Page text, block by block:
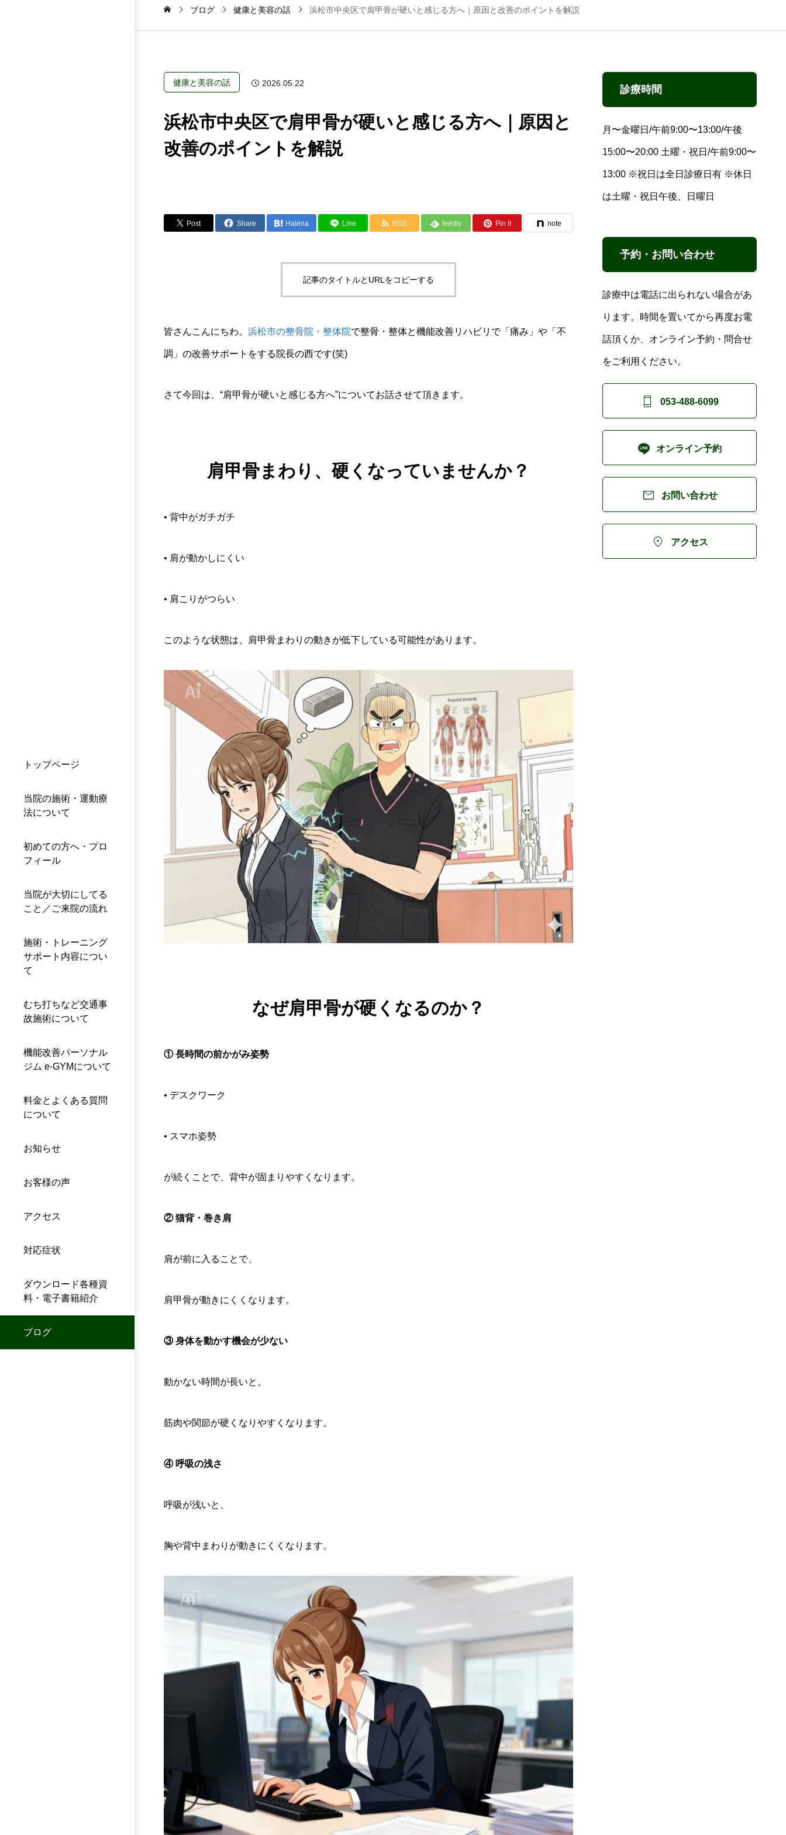
トップページ
当院の施術・運動療
法について
初めての方へ・プロ
フィール
当院が大切にしてる
こと／ご来院の流れ
施術・トレーニング
サポート内容につい
て
むち打ちなど交通事
故施術について
機能改善パーソナル
ジム e-GYMについて
料金とよくある質問
について
お知らせ
お客様の声
アクセス
対応症状
ダウンロード各種資
料・電子書籍紹介
ブログ
ブログ 健康と美容の話 浜松市中央区で肩甲骨が硬いと感じる方へ｜原因と改善のポイントを解説
健康と美容の話 2026.05.22
浜松市中央区で肩甲骨が硬いと感じる方へ｜原因と
改善のポイントを解説
Post Share Hatena Line RSS feedly Pin it note
記事のタイトルとURLをコピーする
皆さんこんにちわ。 浜松市の整骨院・整体院で整骨・整体と機能改善リハビリで「痛み」や「不
調」の改善サポートをする院長の西です(笑)
さて今回は、“肩甲骨が硬いと感じる方へ”についてお話させて頂きます。
肩甲骨まわり、硬くなっていませんか？
• 背中がガチガチ
• 肩が動かしにくい
• 肩こりがつらい
このような状態は、肩甲骨まわりの動きが低下している可能性があります。
なぜ肩甲骨が硬くなるのか？
① 長時間の前かがみ姿勢
• デスクワーク
• スマホ姿勢
が続くことで、背中が固まりやすくなります。
② 猫背・巻き肩
肩が前に入ることで、
肩甲骨が動きにくくなります。
③ 身体を動かす機会が少ない
動かない時間が長いと、
筋肉や関節が硬くなりやすくなります。
④ 呼吸の浅さ
呼吸が浅いと、
胸や背中まわりが動きにくくなります。
診療時間
月〜金曜日/午前9:00〜13:00/午後
15:00〜20:00 土曜・祝日/午前9:00〜
13:00 ※祝日は全日診療日有 ※休日
は土曜・祝日午後、日曜日
予約・お問い合わせ
診療中は電話に出られない場合があ
ります。時間を置いてから再度お電
話頂くか、オンライン予約・問合せ
をご利用ください。
 053-488-6099
 オンライン予約
 お問い合わせ
 アクセス